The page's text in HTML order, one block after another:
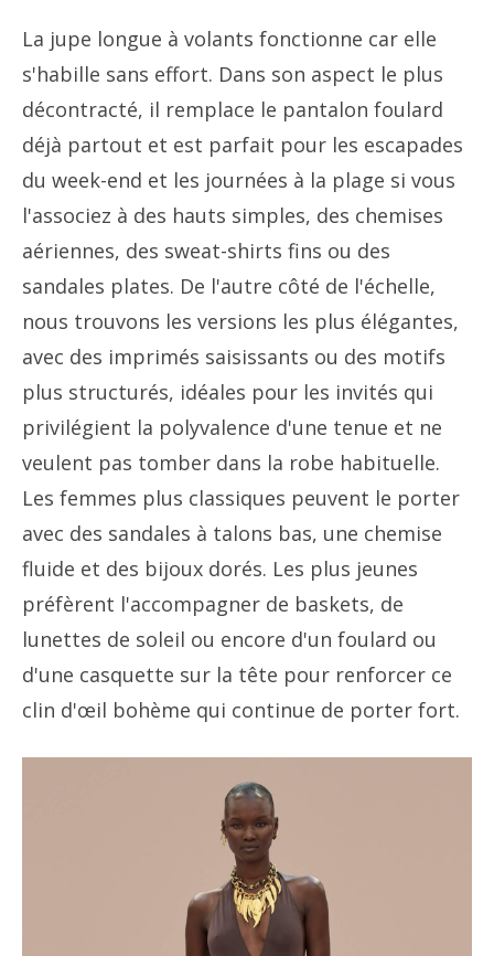
La jupe longue à volants fonctionne car elle
s'habille sans effort. Dans son aspect le plus
décontracté, il remplace le pantalon foulard
déjà partout et est parfait pour les escapades
du week-end et les journées à la plage si vous
l'associez à des hauts simples, des chemises
aériennes, des sweat-shirts fins ou des
sandales plates. De l'autre côté de l'échelle,
nous trouvons les versions les plus élégantes,
avec des imprimés saisissants ou des motifs
plus structurés, idéales pour les invités qui
privilégient la polyvalence d'une tenue et ne
veulent pas tomber dans la robe habituelle.
Les femmes plus classiques peuvent le porter
avec des sandales à talons bas, une chemise
fluide et des bijoux dorés. Les plus jeunes
préfèrent l'accompagner de baskets, de
lunettes de soleil ou encore d'un foulard ou
d'une casquette sur la tête pour renforcer ce
clin d'œil bohème qui continue de porter fort.